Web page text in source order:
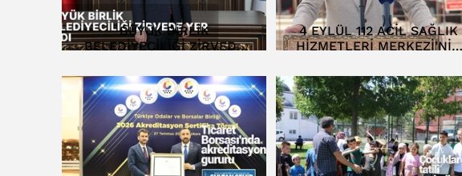
BÜYÜK BİRLİK
BELEDİYECİLİĞİ ZİRVEDE
4 EYLÜL 112 ACİL SAĞLIK
HİZMETLERİ MERKEZİ’NİN